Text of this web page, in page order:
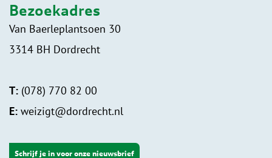
Bezoekadres
Van Baerleplantsoen 30
3314 BH Dordrecht
T: (078) 770 82 00
E: weizigt@dordrecht.nl
Schrijf je in voor onze nieuwsbrief